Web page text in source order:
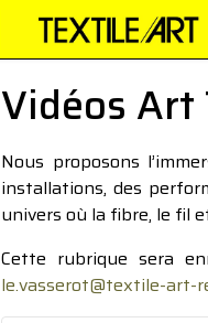
Vidéos Art
Nous proposons
installations, des
univers où la fibre, le fil
Cette rubrique sera
le.vasserot@textile-art-